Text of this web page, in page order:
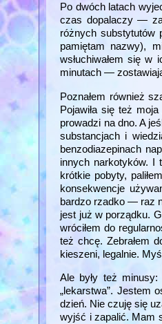
Po dwóch latach
czas dopalaczy —
różnych substytutów
pamiętam nazwy),
wsłuchiwałem się
minutach —
Poznałem również
Pojawiła się też
prowadzi na dno. A
substancjach i
benzodiazepinach
innych narkotyków. I
krótkie pobyty,
konsekwencje
bardzo rzadko — raz
jest już w porządku.
wróciłem do
też chcę. Zebrałem
kieszeni, legalnie.
Ale były też
„lekarstwa”. Jestem
dzień. Nie czuję się
wyjść i zapalić. Mam